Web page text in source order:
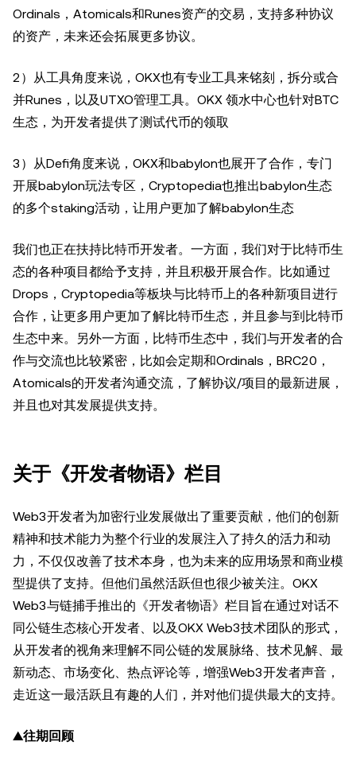
Ordinals，Atomicals和Runes资产的交易，支持多种协议
的资产，未来还会拓展更多协议。
2）从工具角度来说，OKX也有专业工具来铭刻，拆分或合
并Runes，以及UTXO管理工具。OKX 领水中心也针对BTC
生态，为开发者提供了测试代币的领取
3）从Defi角度来说，OKX和babylon也展开了合作，专门
开展babylon玩法专区，Cryptopedia也推出babylon生态
的多个staking活动，让用户更加了解babylon生态
我们也正在扶持比特币开发者。一方面，我们对于比特币生
态的各种项目都给予支持，并且积极开展合作。比如通过
Drops，Cryptopedia等板块与比特币上的各种新项目进行
合作，让更多用户更加了解比特币生态，并且参与到比特币
生态中来。另外一方面，比特币生态中，我们与开发者的合
作与交流也比较紧密，比如会定期和Ordinals，BRC20，
Atomicals的开发者沟通交流，了解协议/项目的最新进展，
并且也对其发展提供支持。
关于《开发者物语》栏目
Web3开发者为加密行业发展做出了重要贡献，他们的创新
精神和技术能力为整个行业的发展注入了持久的活力和动
力，不仅仅改善了技术本身，也为未来的应用场景和商业模
型提供了支持。但他们虽然活跃但也很少被关注。OKX
Web3与链捕手推出的《开发者物语》栏目旨在通过对话不
同公链生态核心开发者、以及OKX Web3技术团队的形式，
从开发者的视角来理解不同公链的发展脉络、技术见解、最
新动态、市场变化、热点评论等，增强Web3开发者声音，
走近这一最活跃且有趣的人们，并对他们提供最大的支持。
▲往期回顾